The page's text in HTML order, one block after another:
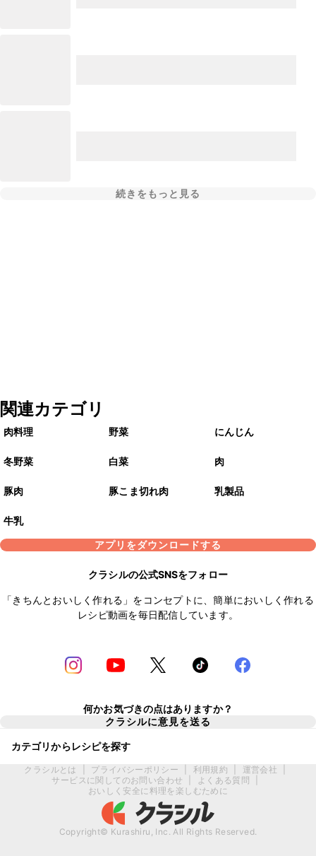
続きをもっと見る
関連カテゴリ
肉料理 野菜 にんじん
冬野菜 白菜 肉
豚肉 豚こま切れ肉 乳製品
牛乳
アプリをダウンロードする
クラシルの公式SNSをフォロー
「きちんとおいしく作れる」をコンセプトに、簡単においしく作れる
レシピ動画を毎日配信しています。
何かお気づきの点はありますか？
クラシルに意見を送る
カテゴリからレシピを探す
クラシルとは プライバシーポリシー 利用規約 運営会社
サービスに関してのお問い合わせ
よくある質問
おいしく安全に料理を楽しむために
Copyright© Kurashiru, Inc. All Rights Reserved.